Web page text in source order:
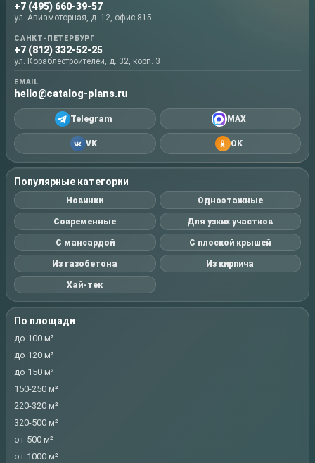
+7 (495) 660-39-57
ул. Авиамоторная, д. 12, офис 815
САНКТ-ПЕТЕРБУРГ
+7 (812) 332-52-25
ул. Кораблестроителей, д. 32, корп. 3
EMAIL
hello@catalog-plans.ru
Telegram MAX
VK OK
Популярные категории
Новинки Одноэтажные
Современные Для узких участков
С мансардой С плоской крышей
Из газобетона Из кирпича
Хай-тек
По площади
до 100 м²
до 120 м²
до 150 м²
150-250 м²
220-320 м²
320-500 м²
от 500 м²
от 1000 м²